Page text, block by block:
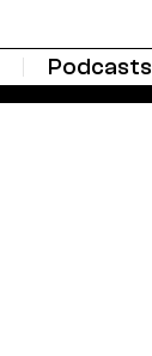
Podcasts